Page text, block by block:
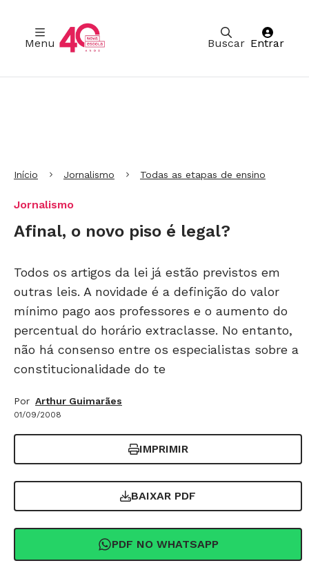
Buscar
Menu Entrar
Início Jornalismo Todas as etapas de ensino
Jornalismo
Afinal, o novo piso é legal?
Todos os artigos da lei já estão previstos em
outras leis. A novidade é a definição do valor
mínimo pago aos professores e o aumento do
percentual do horário extraclasse. No entanto,
não há consenso entre os especialistas sobre a
constitucionalidade do te
Por Arthur Guimarães
01/09/2008
IMPRIMIR
BAIXAR PDF
PDF NO WHATSAPP